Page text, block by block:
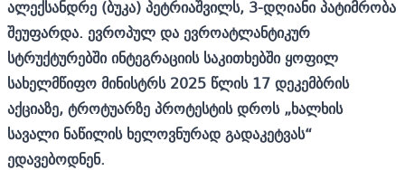
ალექსანდრე (ბუკა) პეტრიაშვილს, 3-დღიანი პატიმრობა
შეუფარდა. ევროპულ და ევროატლანტიკურ
სტრუქტურებში ინტეგრაციის საკითხებში ყოფილ
სახელმწიფო მინისტრს 2025 წლის 17 დეკემბრის
აქციაზე, ტროტუარზე პროტესტის დროს „ხალხის
სავალი ნაწილის ხელოვნურად გადაკეტვას“
ედავებოდნენ.